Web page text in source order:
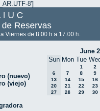
8']
I U C
Reservas
Viernes de 8:00 h a 17:00 h.
(nuevo)
(viejo)
June
Sun Mon Tue
1
2
6
7 8
9
13
14 15
16
20
21 22
23
27
28 29 30